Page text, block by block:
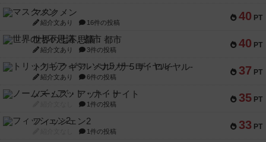
40 PT
マスクメン
紹介文あり 16件の投稿
40 PT
世界の七不思議：都市
紹介文あり 3件の投稿
37 PT
トリックギア - ペルソナ5 ザ・ロイヤル-
紹介文あり 6件の投稿
35 PT
ノームズ・アット・ナイト
1件の投稿
33 PT
フィッシェン2
1件の投稿